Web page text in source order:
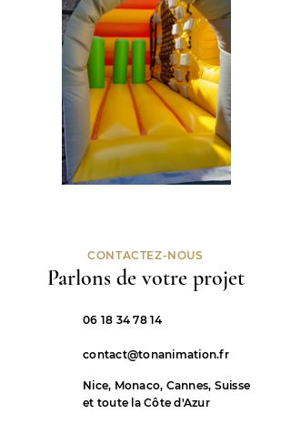
CONTACTEZ-NOUS
Parlons de votre projet
06 18 34 78 14
contact@tonanimation.fr
Nice, Monaco, Cannes, Suisse
et toute la Côte d'Azur